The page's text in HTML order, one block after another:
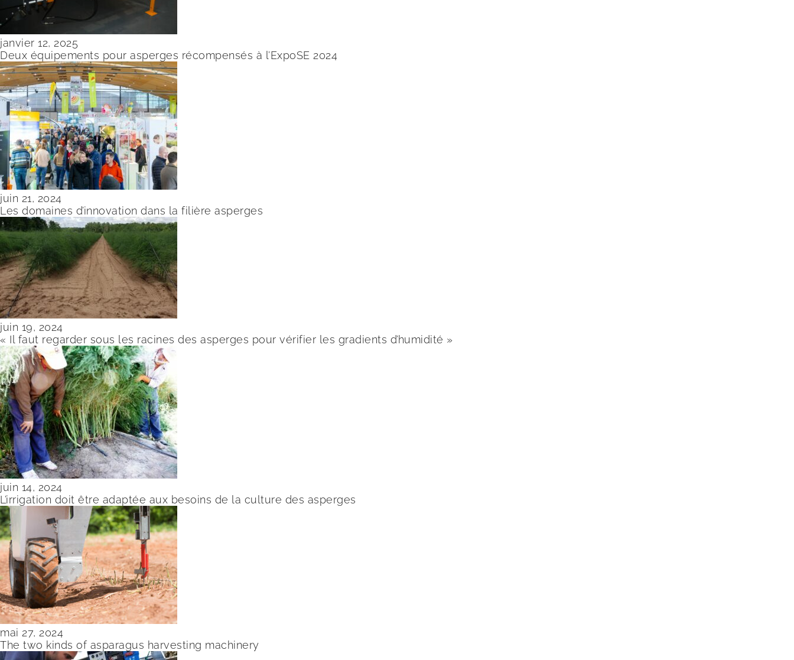
janvier 12, 2025
Deux équipements pour asperges récompensés à l’ExpoSE 2024
juin 21, 2024
Les domaines d’innovation dans la filière asperges
juin 19, 2024
« Il faut regarder sous les racines des asperges pour vérifier les gradients d’humidité »
juin 14, 2024
L’irrigation doit être adaptée aux besoins de la culture des asperges
mai 27, 2024
The two kinds of asparagus harvesting machinery